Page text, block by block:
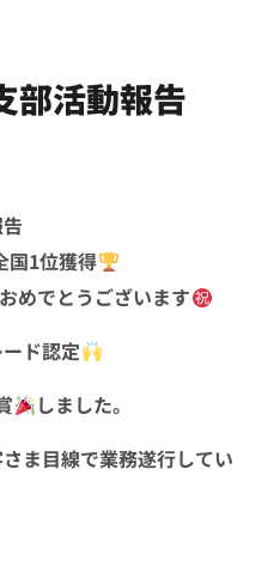
部活動報告
国1位獲得
めでとうございます
ド認定
しました。
ま目線で業務遂行してい